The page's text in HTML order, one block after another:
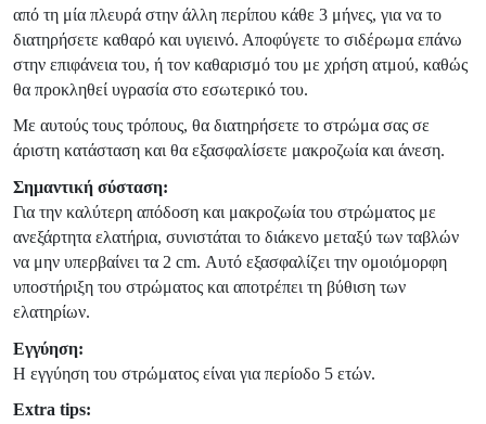
από τη μία πλευρά στην άλλη περίπου κάθε 3 μήνες, για να το
διατηρήσετε καθαρό και υγιεινό. Αποφύγετε το σιδέρωμα επάνω
στην επιφάνεια του, ή τον καθαρισμό του με χρήση ατμού, καθώς
θα προκληθεί υγρασία στο εσωτερικό του.
Με αυτούς τους τρόπους, θα διατηρήσετε το στρώμα σας σε
άριστη κατάσταση και θα εξασφαλίσετε μακροζωία και άνεση.
Σημαντική σύσταση:
Για την καλύτερη απόδοση και μακροζωία του στρώματος με
ανεξάρτητα ελατήρια, συνιστάται το διάκενο μεταξύ των ταβλών
να μην υπερβαίνει τα 2 cm. Αυτό εξασφαλίζει την ομοιόμορφη
υποστήριξη του στρώματος και αποτρέπει τη βύθιση των
ελατηρίων.
Εγγύηση:
Η εγγύηση του στρώματος είναι για περίοδο 5 ετών.
Extra tips: